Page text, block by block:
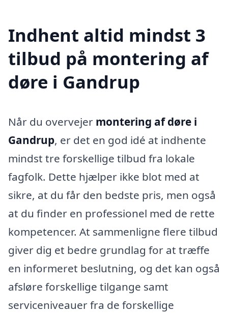
Indhent altid mindst 3
tilbud på montering af
døre i Gandrup
Når du overvejer montering af døre i
Gandrup, er det en god idé at indhente
mindst tre forskellige tilbud fra lokale
fagfolk. Dette hjælper ikke blot med at
sikre, at du får den bedste pris, men også
at du finder en professionel med de rette
kompetencer. At sammenligne flere tilbud
giver dig et bedre grundlag for at træffe
en informeret beslutning, og det kan også
afsløre forskellige tilgange samt
serviceniveauer fra de forskellige